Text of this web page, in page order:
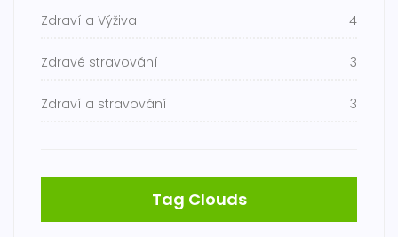
Zdraví a Výživa 4
Zdravé stravování 3
Zdraví a stravování 3
Tag Clouds